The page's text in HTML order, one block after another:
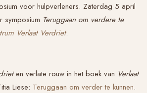
voor hulpverleners. Zaterdag 5 april
symposium Teruggaan om verdere te
Verlaat Verdriet.
en verlate rouw in het boek van Verlaat
Liese: Teruggaan om verder te kunnen.